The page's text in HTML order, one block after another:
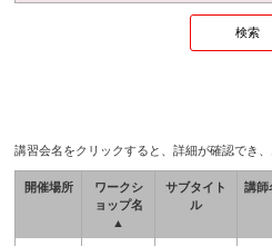
講習会名をクリックすると、詳細が確認でき、
開催場所
ワークシ
ョップ名
▲
サブタイト
ル
講師